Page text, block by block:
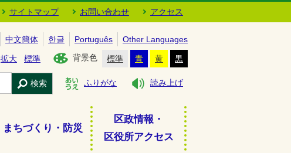
サイトマップ お問い合わせ アクセス
中文簡体 한글 Português
Other Languages
拡大 標準 背景色 標準 青 黄 黒
検索 ふりがな 読み上げ
まちづくり・防災
区政情報・
区役所アクセス